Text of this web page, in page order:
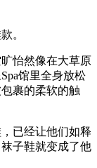
。
怡然像在大草原
馆里全身放松
裹的柔软的触
已经让他们如释
子鞋就变成了他